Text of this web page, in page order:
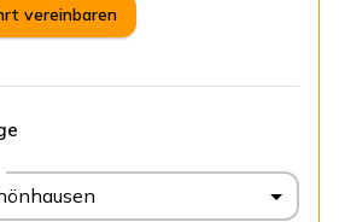
vereinbaren